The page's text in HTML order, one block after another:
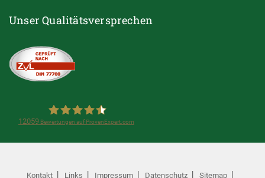
Unser Qualitätsversprechen
12059 Bewertungen auf ProvenExpert.com
Kontakt Links Impressum Datenschutz Sitemap